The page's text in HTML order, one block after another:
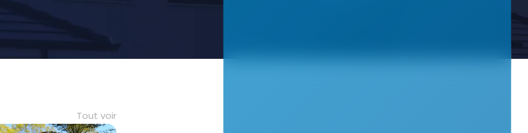
Tout voir